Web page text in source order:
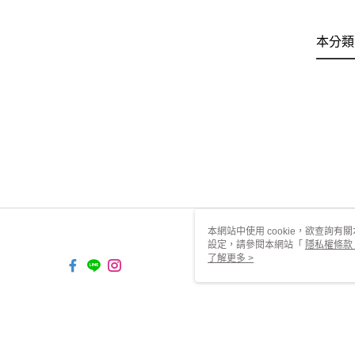
本分
本網站中使用 cookie，欲查詢有
設定，請參閱本網站「 隱私權條款
使用 cookie。
了解更多 >